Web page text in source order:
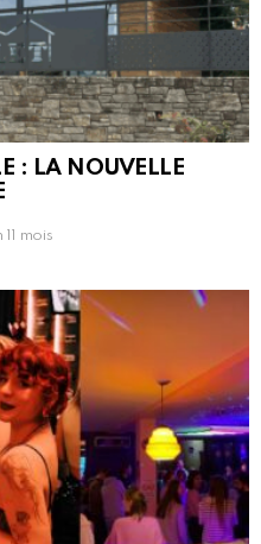
: LA NOUVELLE
mois